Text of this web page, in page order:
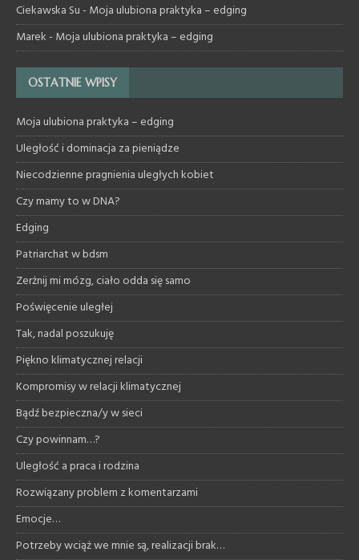
Ciekawska Su- Moja ulubiona praktyka – edging
Marek- Moja ulubiona praktyka – edging
OSTATNIE WPISY
Moja ulubiona praktyka – edging
Uległość i dominacja za pieniądze
Niecodzienne pragnienia uległych kobiet
Czy mamy to w DNA?
Edging
Patriarchat w bdsm
Zerżnij mi mózg, ciało odda się samo
Poświęcenie uległej
Tak, nadal poszukuję
Piękno klimatycznej relacji
Kompromisy w relacji klimatycznej
Bądź bezpieczna/y w sieci
Czy powinnam…?
Uległość a praca i rodzina
Rozwiązany problem z komentarzami
Emocje…
Potrzeby wciąż we mnie są, realizacji brak…